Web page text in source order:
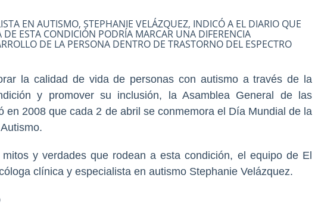
EN AUTISMO, STEPHANIE VELÁZQUEZ, INDICÓ A EL DIARIO QUE
ESTA CONDICIÓN PODRÍA MARCAR UNA DIFERENCIA
DE LA PERSONA DENTRO DE TRASTORNO DEL ESPECTRO
la calidad de vida de personas con autismo a través de la
y promover su inclusión, la Asamblea General de las
en 2008 que cada 2 de abril se conmemora el Día Mundial de la
y verdades que rodean a esta condición, el equipo de El
clínica y especialista en autismo Stephanie Velázquez.